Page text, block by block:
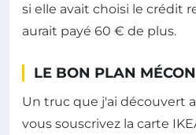
si elle avait choisi le crédit
aurait payé 60 € de plus.
LE BON PLAN
Un truc que j'ai découvert
vous souscrivez la carte